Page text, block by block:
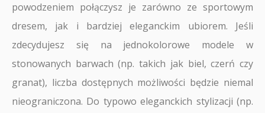
powodzeniem połączysz je zarówno ze sportowym
dresem, jak i bardziej eleganckim ubiorem. Jeśli
zdecydujesz się na jednokolorowe modele w
stonowanych barwach (np. takich jak biel, czerń czy
granat), liczba dostępnych możliwości będzie niemal
nieograniczona. Do typowo eleganckich stylizacji (np.